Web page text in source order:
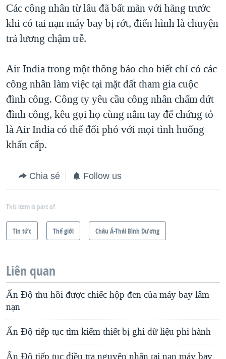
NGƯ DÂN VIỆT VÀ LÀN SÓNG TRỘM HẢI SÂM
BÊN KIA QUỐC LỘ: TIẾNG VỌNG TỪ NÔNG THÔN MỸ
Các công nhân từ lâu đã bất mãn với hãng trước
khi có tai nạn máy bay bị rớt, điển hình là chuyện
trả lương chậm trễ.
Air India trong một thông báo cho biết chỉ có các
công nhân làm việc tại mặt đất tham gia cuộc
đình công. Công ty yêu cầu công nhân chấm dứt
đình công, kêu gọi họ cùng nắm tay để chứng tỏ
là Air India có thể đối phó với mọi tình huống
khẩn cấp.
Chia sẻ Follow us
This item is part of
Tin tức Thế giới Châu Á-Thái Bình Dương
Liên quan
Ấn Ðộ thu hồi được chiếc hộp đen của máy bay lâm
nạn
Ấn Độ tiếp tục tìm kiếm thiết bị ghi dữ liệu phi hành
Ấn Ðộ tiếp tục điều tra nguyên nhân tai nạn máy bay